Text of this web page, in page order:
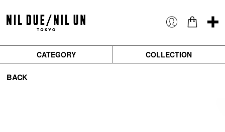
CATEGORY COLLECTION
BACK